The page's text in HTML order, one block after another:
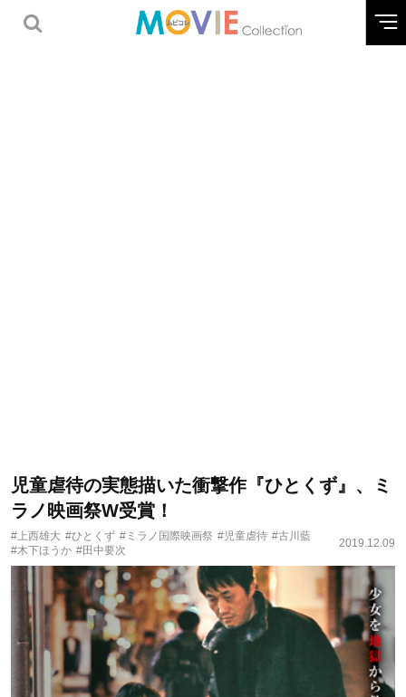
児童虐待の実態描いた衝撃作『ひとくず』、ミ
ラノ映画祭W受賞！
#上西雄大 #ひとくず #ミラノ国際映画祭 #児童虐待 #古川藍
#木下ほうか #田中要次
2019.12.09